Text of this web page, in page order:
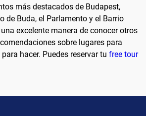
más destacados de Budapest,
de Buda, el Parlamento y el Barrio
excelente manera de conocer otros
sobre lugares para
hacer. Puedes reservar tu free tour